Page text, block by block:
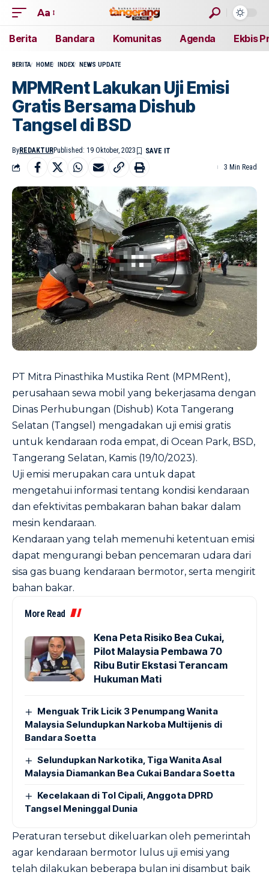
Aa
Berita Bandara Komunitas Agenda Ekbis
BERITA HOME INDEX NEWS UPDATE
MPMRent Lakukan Uji Emisi
Gratis Bersama Dishub
Tangsel di BSD
ByREDAKTURPublished: 19 Oktober, 2023
3 Min Read
PT Mitra Pinasthika Mustika Rent (MPMRent),
perusahaan sewa mobil yang bekerjasama dengan
Dinas Perhubungan (Dishub) Kota Tangerang
Selatan (Tangsel) mengadakan uji emisi gratis
untuk kendaraan roda empat, di Ocean Park, BSD,
Tangerang Selatan, Kamis (19/10/2023).
Uji emisi merupakan cara untuk dapat
mengetahui informasi tentang kondisi kendaraan
dan efektivitas pembakaran bahan bakar dalam
mesin kendaraan.
Kendaraan yang telah memenuhi ketentuan emisi
dapat mengurangi beban pencemaran udara dari
sisa gas buang kendaraan bermotor, serta mengirit
bahan bakar.
More Read
Kena Peta Risiko Bea Cukai,
Pilot Malaysia Pembawa 70
Ribu Butir Ekstasi Terancam
Hukuman Mati
Menguak Trik Licik 3 Penumpang Wanita
Malaysia Selundupkan Narkoba Multijenis di
Bandara Soetta
Selundupkan Narkotika, Tiga Wanita Asal
Malaysia Diamankan Bea Cukai Bandara Soetta
Kecelakaan di Tol Cipali, Anggota DPRD
Tangsel Meninggal Dunia
Peraturan tersebut dikeluarkan oleh pemerintah
agar kendaraan bermotor lulus uji emisi yang
telah dilakukan beberapa bulan ini disambut baik